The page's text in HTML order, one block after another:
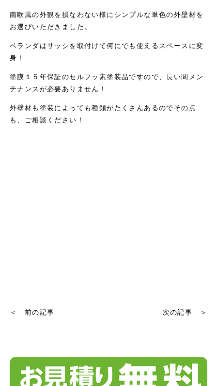
南欧風の外観を損なわない様にシンプルな単色の外壁材を
お選びいただきました。
ベランダはサッシを取付けて何にでも使えるスペースに変
身！
塗膜１５年保証のセルフッ素塗装品ですので、長い間メン
テナンスが必要ありません！
外壁材も塗装によっても種類がたくさんあるのでその点
も、ご相談ください！
＜ 前の記事 次の記事 ＞